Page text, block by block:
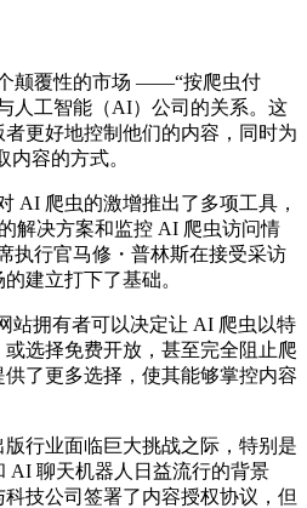
颠覆性的市场 ——“按爬虫付
人工智能（AI）公司的关系。这
更好地控制他们的内容，同时为
容的方式。
AI 爬虫的激增推出了多项工具，
解决方案和监控 AI 爬虫访问情
执行官马修・普林斯在接受采访
建立打下了基础。
站拥有者可以决定让 AI 爬虫以特
选择免费开放，甚至完全阻止爬
了更多选择，使其能够掌控内容
行业面临巨大挑战之际，特别是
AI 聊天机器人日益流行的背景
技公司签署了内容授权协议，但